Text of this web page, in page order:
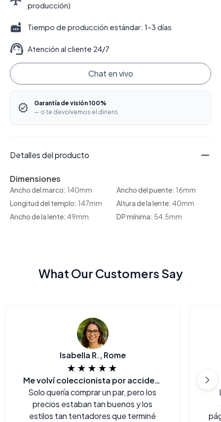
producción)
Tiempo de producción estándar: 1–3 días
Atención al cliente 24/7
Chat en vivo
Garantía de visión 100%
— o te devolvemos el dinero.
Detalles del producto
Dimensiones
Ancho del marco: 140mm Ancho del puente: 16mm
Longitud del templo: 147mm Altura de la lente: 40mm
Ancho de la lente: 49mm DP mínima: 54.5mm
What Our Customers Say
Isabella R., Rome
★★★★★
Me volví coleccionista por accidente!
Solo quería comprar un par, pero los
precios estaban tan buenos y los
estilos tan tentadores que terminé